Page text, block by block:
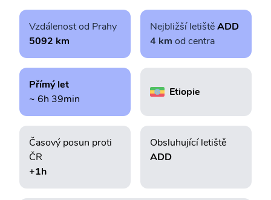
Vzdálenost od Prahy
5092 km
Nejbližší letištěADD
4 km od centra
Přímý let
~ 6h 39min
Etiopie
Časový posun proti
ČR
+1h
Obsluhující letiště
ADD